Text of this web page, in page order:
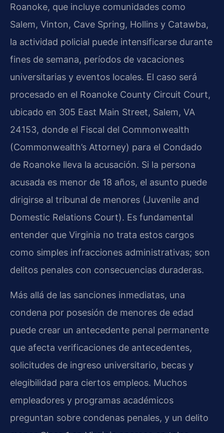
Roanoke, que incluye comunidades como
Salem, Vinton, Cave Spring, Hollins y Catawba,
la actividad policial puede intensificarse durante
fines de semana, períodos de vacaciones
universitarias y eventos locales. El caso será
procesado en el Roanoke County Circuit Court,
ubicado en 305 East Main Street, Salem, VA
24153, donde el Fiscal del Commonwealth
(Commonwealth’s Attorney) para el Condado
de Roanoke lleva la acusación. Si la persona
acusada es menor de 18 años, el asunto puede
dirigirse al tribunal de menores (Juvenile and
Domestic Relations Court). Es fundamental
entender que Virginia no trata estos cargos
como simples infracciones administrativas; son
delitos penales con consecuencias duraderas.
Más allá de las sanciones inmediatas, una
condena por posesión de menores de edad
puede crear un antecedente penal permanente
que afecta verificaciones de antecedentes,
solicitudes de ingreso universitario, becas y
elegibilidad para ciertos empleos. Muchos
empleadores y programas académicos
preguntan sobre condenas penales, y un delito